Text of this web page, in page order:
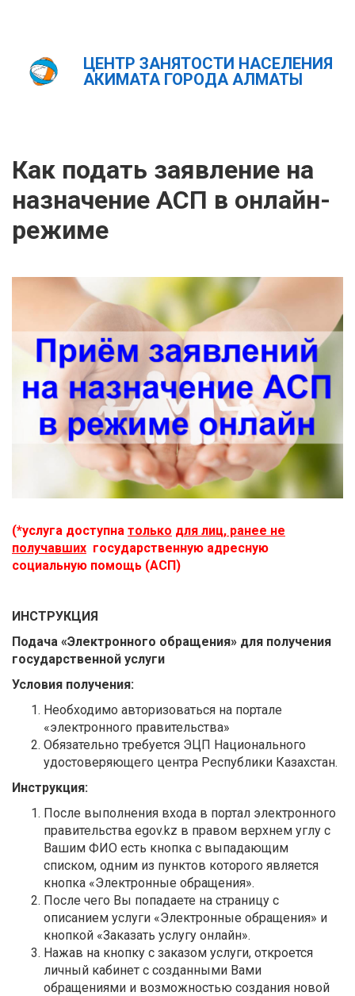
ЦЕНТР ЗАНЯТОСТИ НАСЕЛЕНИЯ
АКИМАТА ГОРОДА АЛМАТЫ
Главная
Новости
Как подать заявление на назначение АСП в онлайн-
Как подать заявление на
назначение АСП в онлайн-
режиме
(*услуга доступна только для лиц, ранее не
получавших государственную адресную
социальную помощь (АСП)
ИНСТРУКЦИЯ
Подача «Электронного обращения» для получения
государственной услуги
Условия получения:
Необходимо авторизоваться на портале
«электронного правительства»
Обязательно требуется ЭЦП Национального
удостоверяющего центра Республики Казахстан.
Инструкция:
После выполнения входа в портал электронного
правительства egov.kz в правом верхнем углу с
Вашим ФИО есть кнопка с выпадающим
списком, одним из пунктов которого является
кнопка «Электронные обращения».
После чего Вы попадаете на страницу с
описанием услуги «Электронные обращения» и
кнопкой «Заказать услугу онлайн».
Нажав на кнопку с заказом услуги, откроется
личный кабинет с созданными Вами
обращениями и возможностью создания новой